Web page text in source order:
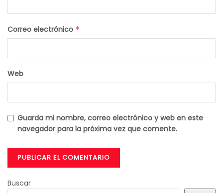
Correo electrónico *
Web
Guarda mi nombre, correo electrónico y web en este
navegador para la próxima vez que comente.
Buscar